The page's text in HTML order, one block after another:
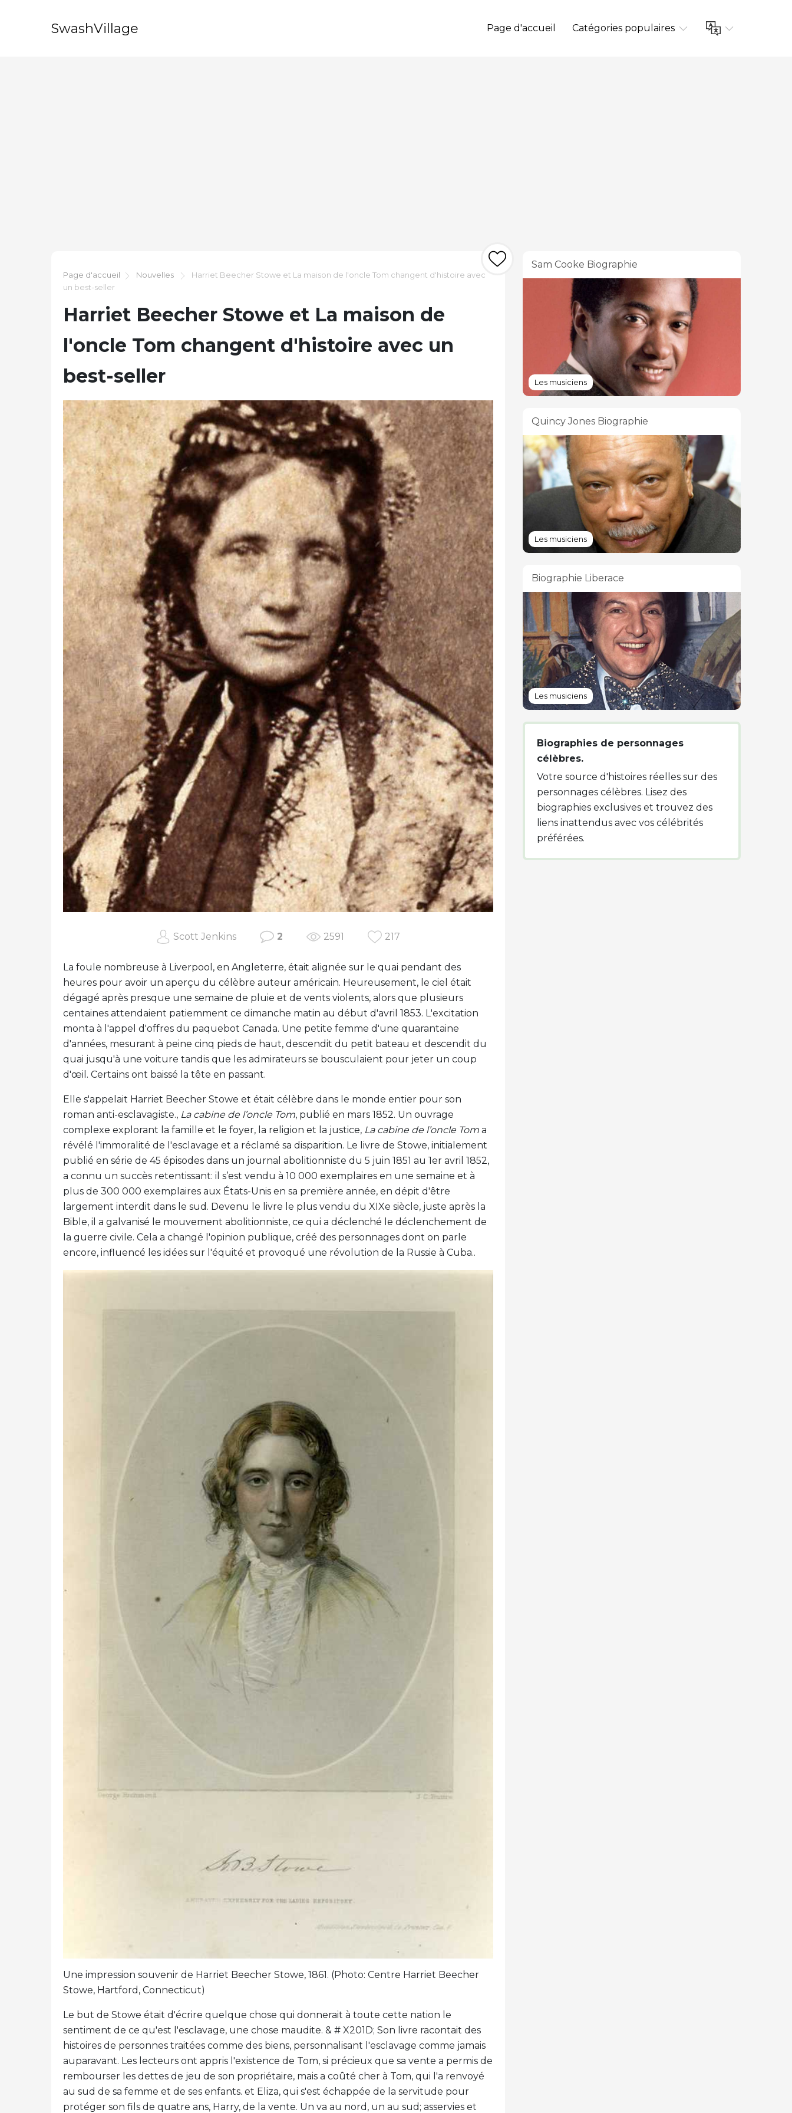
SwashVillage Page d'accueil Catégories populaires
Page d'accueil Nouvelles
Harriet Beecher Stowe et La maison de l'oncle Tom changent d'histoire avec
un best-seller
Harriet Beecher Stowe et La maison de
l'oncle Tom changent d'histoire avec un
best-seller
Scott Jenkins 2 2591 217
La foule nombreuse à Liverpool, en Angleterre, était alignée sur le quai pendant des
heures pour avoir un aperçu du célèbre auteur américain. Heureusement, le ciel était
dégagé après presque une semaine de pluie et de vents violents, alors que plusieurs
centaines attendaient patiemment ce dimanche matin au début d'avril 1853. L'excitation
monta à l'appel d'offres du paquebot Canada. Une petite femme d'une quarantaine
d'années, mesurant à peine cinq pieds de haut, descendit du petit bateau et descendit du
quai jusqu'à une voiture tandis que les admirateurs se bousculaient pour jeter un coup
d'œil. Certains ont baissé la tête en passant.
Elle s'appelait Harriet Beecher Stowe et était célèbre dans le monde entier pour son
roman anti-esclavagiste., La cabine de l’oncle Tom, publié en mars 1852. Un ouvrage
complexe explorant la famille et le foyer, la religion et la justice, La cabine de l’oncle Tom a
révélé l'immoralité de l'esclavage et a réclamé sa disparition. Le livre de Stowe, initialement
publié en série de 45 épisodes dans un journal abolitionniste du 5 juin 1851 au 1er avril 1852,
a connu un succès retentissant: il s’est vendu à 10 000 exemplaires en une semaine et à
plus de 300 000 exemplaires aux États-Unis en sa première année, en dépit d'être
largement interdit dans le sud. Devenu le livre le plus vendu du XIXe siècle, juste après la
Bible, il a galvanisé le mouvement abolitionniste, ce qui a déclenché le déclenchement de
la guerre civile. Cela a changé l'opinion publique, créé des personnages dont on parle
encore, influencé les idées sur l'équité et provoqué une révolution de la Russie à Cuba..
Une impression souvenir de Harriet Beecher Stowe, 1861. (Photo: Centre Harriet Beecher
Stowe, Hartford, Connecticut)
Le but de Stowe était d'écrire quelque chose qui donnerait à toute cette nation le
sentiment de ce qu'est l'esclavage, une chose maudite. & # X201D; Son livre racontait des
histoires de personnes traitées comme des biens, personnalisant l'esclavage comme jamais
auparavant. Les lecteurs ont appris l'existence de Tom, si précieux que sa vente a permis de
rembourser les dettes de jeu de son propriétaire, mais a coûté cher à Tom, qui l'a renvoyé
au sud de sa femme et de ses enfants. et Eliza, qui s'est échappée de la servitude pour
protéger son fils de quatre ans, Harry, de la vente. Un va au nord, un au sud; asservies et
Sam Cooke Biographie
Les musiciens
Quincy Jones Biographie
Les musiciens
Biographie Liberace
Les musiciens
Biographies de personnages
célèbres.
Votre source d'histoires réelles sur des
personnages célèbres. Lisez des
biographies exclusives et trouvez des
liens inattendus avec vos célébrités
préférées.